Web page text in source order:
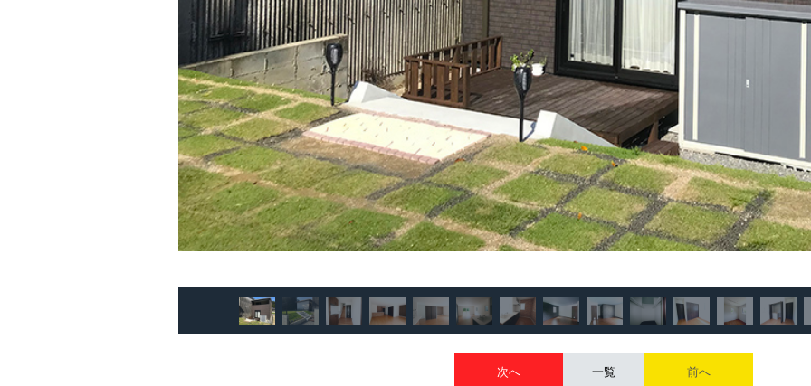
次へ 一覧 前へ